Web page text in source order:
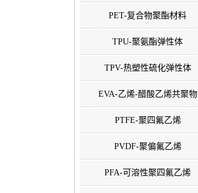
PET-复合物聚酯材料
TPU-聚氨酯弹性体
TPV-热塑性硫化弹性体
EVA-乙烯-醋酸乙烯共聚物
PTFE-聚四氟乙烯
PVDF-聚偏氟乙烯
PFA-可溶性聚四氟乙烯